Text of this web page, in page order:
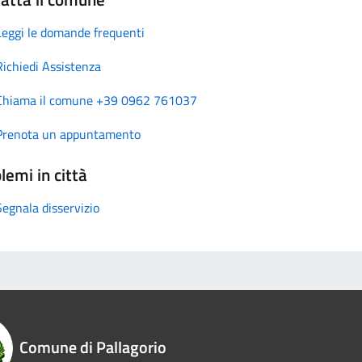
le domande frequenti
Assistenza
il comune +39 0962 761037
un appuntamento
in città
disservizio
Comune di Pallagorio